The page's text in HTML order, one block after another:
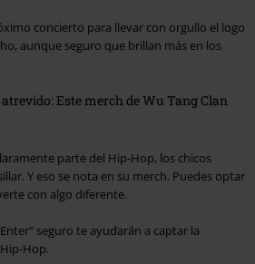
concierto para llevar con orgullo el logo
aunque seguro que brillan más en los
Este merch de Wu Tang Clan
parte del Hip-Hop, los chicos
Y eso se nota en su merch. Puedes optar
con algo diferente.
seguro te ayudarán a captar la
Hop.